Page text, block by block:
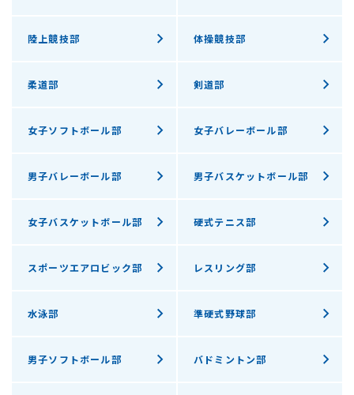
陸上競技部 体操競技部
柔道部 剣道部
女子ソフトボール部 女子バレーボール部
男子バレーボール部 男子バスケットボール部
女子バスケットボール部 硬式テニス部
スポーツエアロビック部 レスリング部
水泳部 準硬式野球部
男子ソフトボール部 バドミントン部